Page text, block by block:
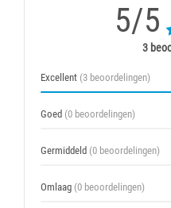
5/5
3
Excellent (3 beoordelingen)
Goed (0 beoordelingen)
Germiddeld (0 beoordelingen)
Omlaag (0 beoordelingen)